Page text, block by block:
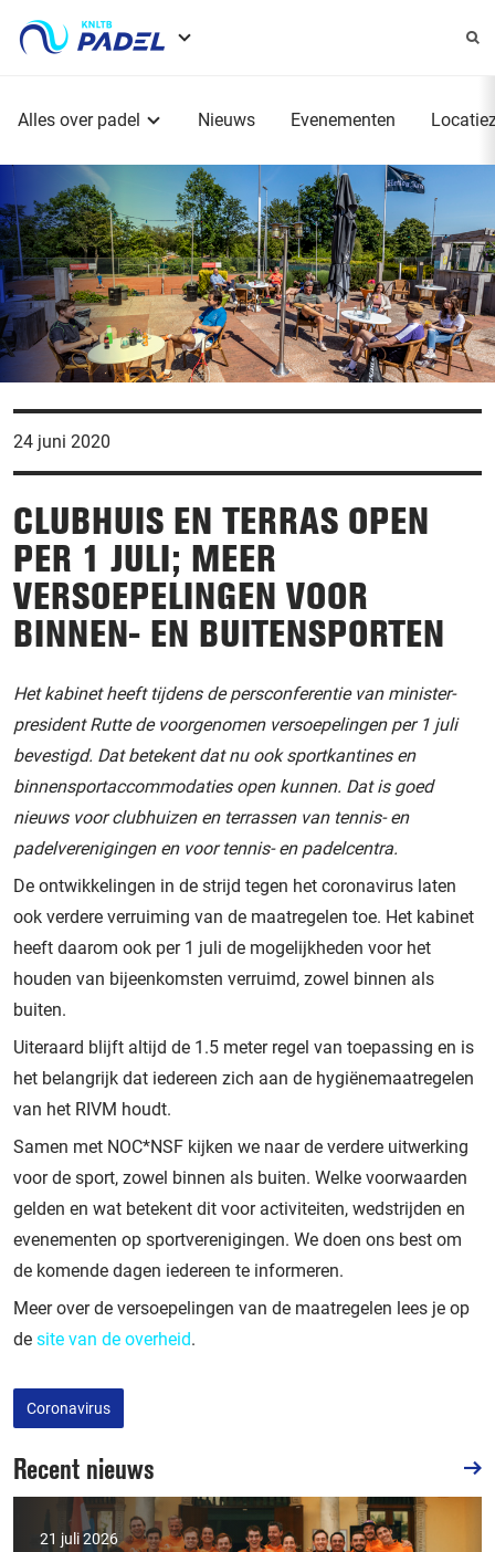
Alles over padel Nieuws Evenementen
24 juni 2020
CLUBHUIS EN TERRAS OPEN
PER 1 JULI; MEER
VERSOEPELINGEN VOOR
BINNEN- EN BUITENSPORTEN
Het kabinet heeft tijdens de persconferentie van minister-
president Rutte de voorgenomen versoepelingen per 1 juli
bevestigd. Dat betekent dat nu ook sportkantines en
binnensportaccommodaties open kunnen. Dat is goed
nieuws voor clubhuizen en terrassen van tennis- en
padelverenigingen en voor tennis- en padelcentra.
De ontwikkelingen in de strijd tegen het coronavirus laten
ook verdere verruiming van de maatregelen toe. Het kabinet
heeft daarom ook per 1 juli de mogelijkheden voor het
houden van bijeenkomsten verruimd, zowel binnen als
buiten.
Uiteraard blijft altijd de 1.5 meter regel van toepassing en is
het belangrijk dat iedereen zich aan de hygiënemaatregelen
van het RIVM houdt.
Samen met NOC*NSF kijken we naar de verdere uitwerking
voor de sport, zowel binnen als buiten. Welke voorwaarden
gelden en wat betekent dit voor activiteiten, wedstrijden en
evenementen op sportverenigingen. We doen ons best om
de komende dagen iedereen te informeren.
Meer over de versoepelingen van de maatregelen lees je op
de site van de overheid.
Coronavirus
Recent nieuws
21 juli 2026